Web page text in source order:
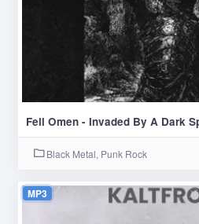
Fell Omen - Invaded By A Dark
Black Metal, Punk Rock
MP3